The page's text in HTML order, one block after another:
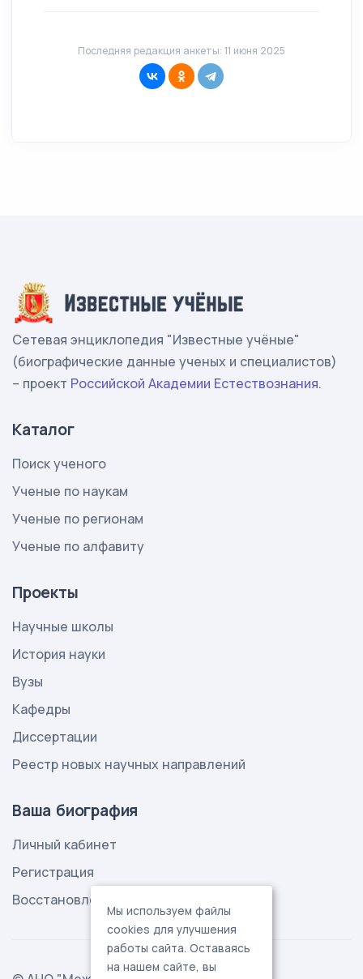
Последняя редакция анкеты: 11 июня 2025
Сетевая энциклопедия "Известные учёные"
(биографические данные ученых и специалистов)
– проект Российской Академии Естествознания.
Каталог
Поиск ученого
Ученые по наукам
Ученые по регионам
Ученые по алфавиту
Проекты
Научные школы
История науки
Вузы
Кафедры
Диссертации
Реестр новых научных направлений
Ваша биография
Личный кабинет
Регистрация
Восстановление пароля
Мы используем файлы
cookies для улучшения
работы сайта. Оставаясь
на нашем сайте, вы